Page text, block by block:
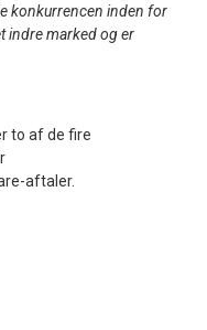
konkurrencen inden for
indre marked og er
to af de fire
aftaler.